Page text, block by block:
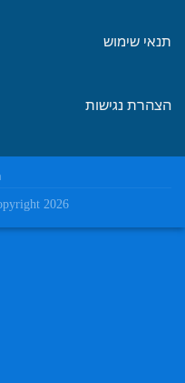
תנאי שימוש
הצהרת נגישות
2026 ©